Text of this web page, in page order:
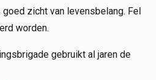
zicht van levensbelang. Fel
worden.
gebruikt al jaren de